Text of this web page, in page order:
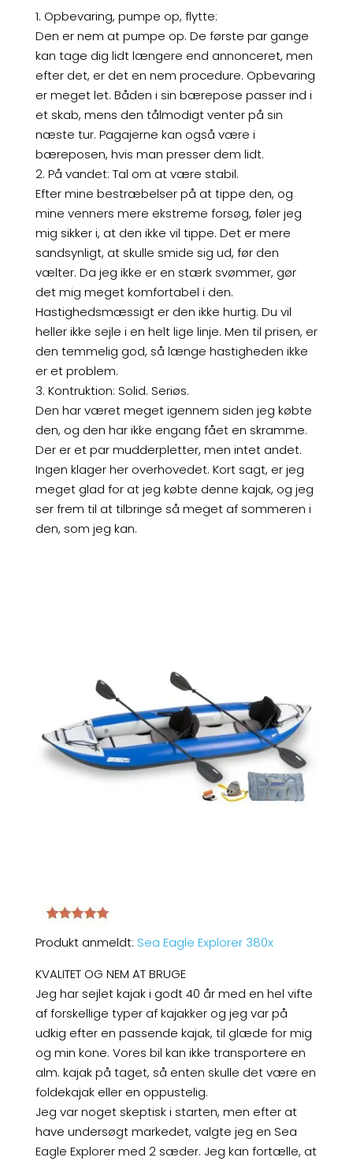
1. Opbevaring, pumpe op, flytte:
Den er nem at pumpe op. De første par gange
kan tage dig lidt længere end annonceret, men
efter det, er det en nem procedure. Opbevaring
er meget let. Båden i sin bærepose passer ind i
et skab, mens den tålmodigt venter på sin
næste tur. Pagajerne kan også være i
bæreposen, hvis man presser dem lidt.
2. På vandet: Tal om at være stabil.
Efter mine bestræbelser på at tippe den, og
mine venners mere ekstreme forsøg, føler jeg
mig sikker i, at den ikke vil tippe. Det er mere
sandsynligt, at skulle smide sig ud, før den
vælter. Da jeg ikke er en stærk svømmer, gør
det mig meget komfortabel i den.
Hastighedsmæssigt er den ikke hurtig. Du vil
heller ikke sejle i en helt lige linje. Men til prisen, er
den temmelig god, så længe hastigheden ikke
er et problem.
3. Kontruktion: Solid. Seriøs.
Den har været meget igennem siden jeg købte
den, og den har ikke engang fået en skramme.
Der er et par mudderpletter, men intet andet.
Ingen klager her overhovedet. Kort sagt, er jeg
meget glad for at jeg købte denne kajak, og jeg
ser frem til at tilbringe så meget af sommeren i
den, som jeg kan.
Produkt anmeldt: Sea Eagle Explorer 380x
KVALITET OG NEM AT BRUGE
Jeg har sejlet kajak i godt 40 år med en hel vifte
af forskellige typer af kajakker og jeg var på
udkig efter en passende kajak, til glæde for mig
og min kone. Vores bil kan ikke transportere en
alm. kajak på taget, så enten skulle det være en
foldekajak eller en oppustelig.
Jeg var noget skeptisk i starten, men efter at
have undersøgt markedet, valgte jeg en Sea
Eagle Explorer med 2 sæder. Jeg kan fortælle, at